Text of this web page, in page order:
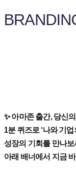
✨ 아마존 출간, 당신
1분 퀴즈로 ‘나와 기
성장의 기회를 만나보
아래 배너에서 지금